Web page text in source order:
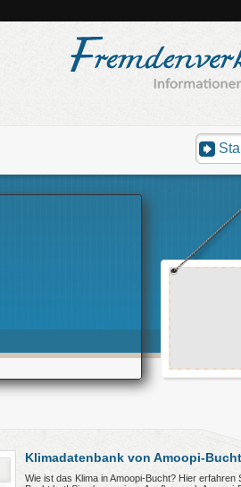
Klimadatenbank von Amoopi-
Wie ist das Klima in Amoopi-Bucht? Hier